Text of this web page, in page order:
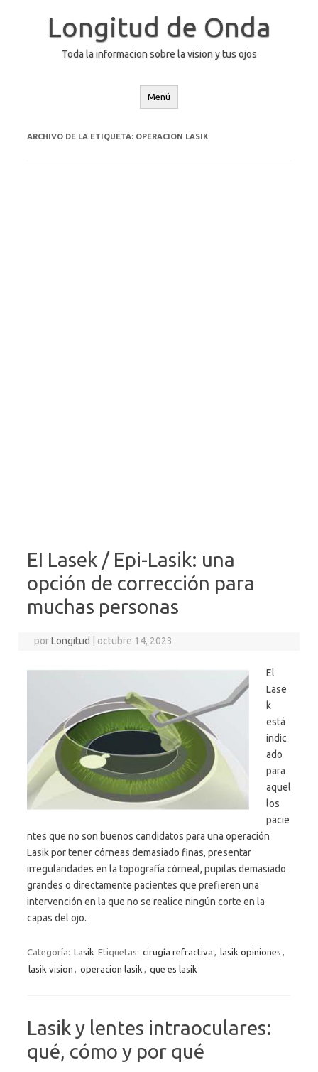
Longitud de Onda
Toda la informacion sobre la vision y tus ojos
Menú
ARCHIVO DE LA ETIQUETA: OPERACION LASIK
EI Lasek / Epi-Lasik: una
opción de corrección para
muchas personas
porLongitud octubre 14, 2023
El
Lase
k
está
indic
ado
para
aquel
los
pacie
ntes que no son buenos candidatos para una operación
Lasik por tener córneas demasiado finas, presentar
irregularidades en la topografía córneal, pupilas demasiado
grandes o directamente pacientes que prefieren una
intervención en la que no se realice ningún corte en la
capas del ojo.
Categoría: Lasik Etiquetas: cirugía refractiva , lasik opiniones ,
lasik vision , operacion lasik , que es lasik
Lasik y lentes intraoculares:
qué, cómo y por qué